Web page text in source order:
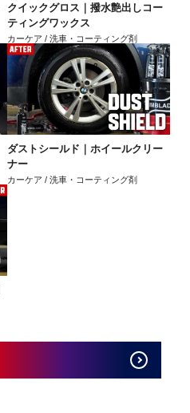
クイックグロス｜撥水艶出しコー
ティングワックス
カーケア / 洗車・コーティング剤
ダストシールド｜ホイールクリー
ナー
カーケア / 洗車・コーティング剤